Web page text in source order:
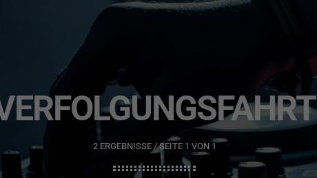
2 ERGEBNISSE / SEITE 1 VON 1